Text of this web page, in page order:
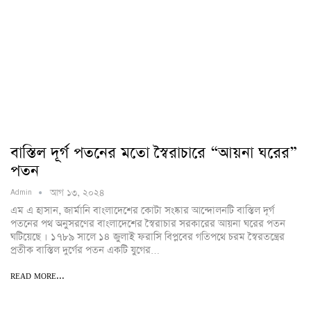
বাস্তিল দূর্গ পতনের মতো স্বৈরাচারে “আয়না ঘরের”
পতন
Admin আগ ১৩, ২০২৪
এম এ হাসান, জার্মানি বাংলাদেশের কোটা সংষ্কার আন্দোলনটি বাস্তিল দূর্গ
পতনের পথ অনুসরণের বাংলাদেশের স্বৈরাচার সরকারের আয়না ঘরের পতন
ঘটিয়েছে । ১৭৮৯ সালে ১৪ জুলাই ফরাসি বিপ্লবের গতিপথে চরম স্বৈরতন্ত্রের
প্রতীক বাস্তিল দুর্গের পতন একটি যুগের…
READ MORE...